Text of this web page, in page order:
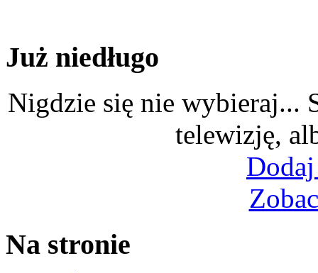
Już niedługo
Nigdzie się nie wybieraj...
telewizję,
Na stronie